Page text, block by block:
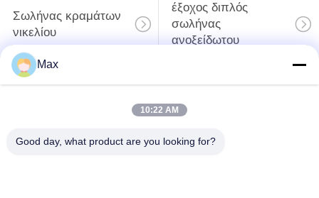
Σωλήνας κραμάτων
νικελίου
έξοχος διπλός
σωλήνας
ανοξείδωτου
ωστενιτικός
χάλυβα
Max
10:22 AM
Good day, what product are you looking for?